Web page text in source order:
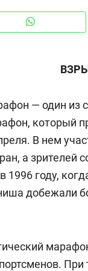
— один из
который
В нем
а зрителей
1996 году,
добежали
При
надо знать
Оман?
когда